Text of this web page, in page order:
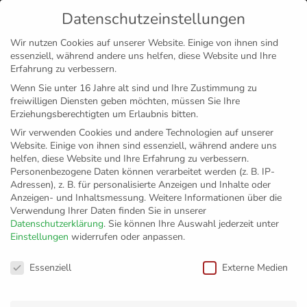
MENÜ
Disclaimer Impressum Datenschutz
Der schönste Jubel
Datenschutzeinstellungen
Wir nutzen Cookies auf unserer Website. Einige von ihnen sind
essenziell, während andere uns helfen, diese Website und Ihre
Erfahrung zu verbessern.
Wenn Sie unter 16 Jahre alt sind und Ihre Zustimmung zu
freiwilligen Diensten geben möchten, müssen Sie Ihre
Erziehungsberechtigten um Erlaubnis bitten.
Wir verwenden Cookies und andere Technologien auf unserer
Website. Einige von ihnen sind essenziell, während andere uns
helfen, diese Website und Ihre Erfahrung zu verbessern.
Personenbezogene Daten können verarbeitet werden (z. B. IP-
Adressen), z. B. für personalisierte Anzeigen und Inhalte oder
Anzeigen- und Inhaltsmessung. Weitere Informationen über die
Verwendung Ihrer Daten finden Sie in unserer
Datenschutzerklärung. Sie können Ihre Auswahl jederzeit unter
Einstellungen widerrufen oder anpassen.
Datenschutzeinstellungen
Essenziell Externe Medien